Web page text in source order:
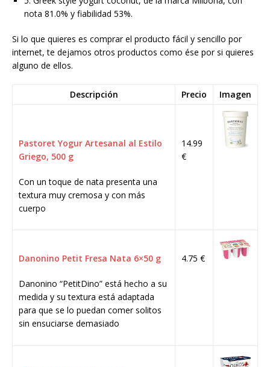
nota 81.0% y fiabilidad 53%.
Si lo que quieres es comprar el producto fácil y sencillo por
internet, te dejamos otros productos como ése por si quieres
alguno de ellos.
Descripción Precio Imagen
Pastoret Yogur Artesanal al Estilo
Griego, 500 g
Con un toque de nata presenta una
textura muy cremosa y con más
cuerpo
14.99
€
Danonino Petit Fresa Nata 6×50 g
Danonino “PetitDino” está hecho a su
medida y su textura está adaptada
para que se lo puedan comer solitos
sin ensuciarse demasiado
4.75 €